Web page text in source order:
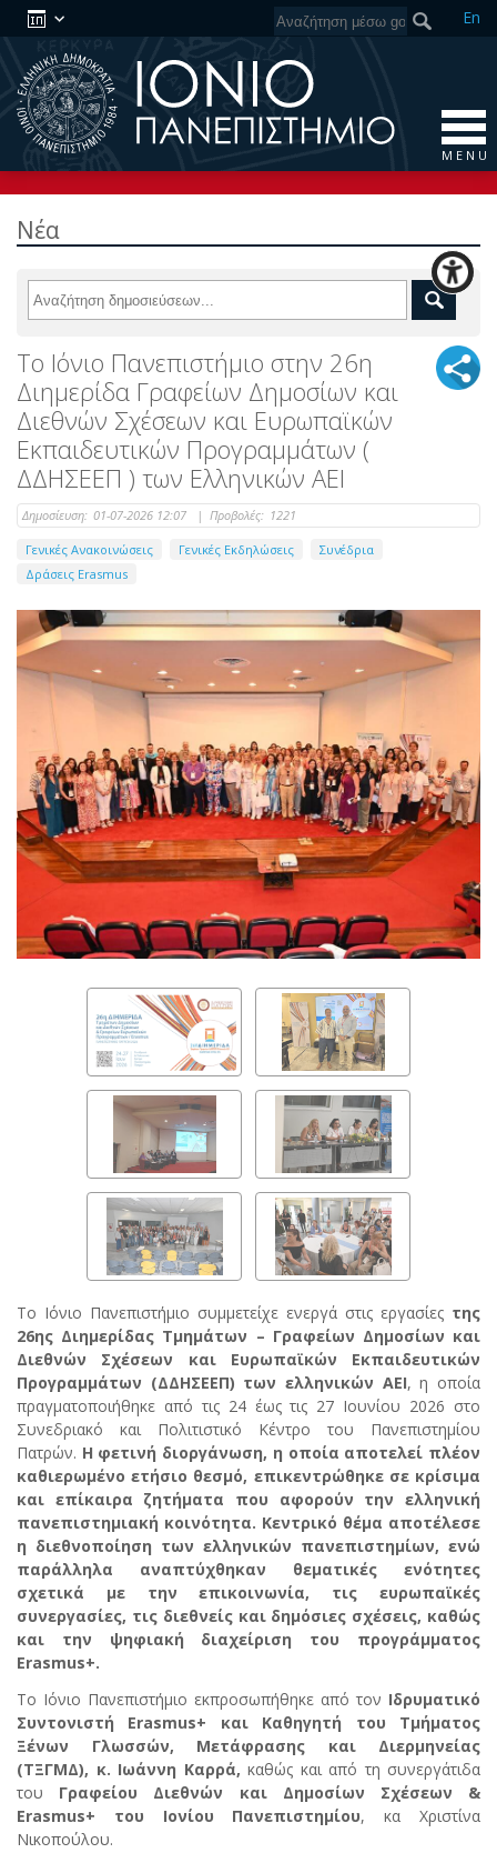
En
M E N U
Νέα
Tο Ιόνιο Πανεπιστήμιο στην 26η
Διημερίδα Γραφείων Δημοσίων και
Διεθνών Σχέσεων και Ευρωπαϊκών
Εκπαιδευτικών Προγραμμάτων (
ΔΔΗΣΕΕΠ ) των Ελληνικών ΑΕΙ
Δημοσίευση: 01-07-2026 12:07 | Προβολές: 1221
Γενικές Ανακοινώσεις Γενικές Εκδηλώσεις
Συνέδρια
Δράσεις Erasmus
Το Ιόνιο Πανεπιστήμιο συμμετείχε ενεργά στις εργασίες της
26ης Διημερίδας Τμημάτων – Γραφείων Δημοσίων και
Διεθνών Σχέσεων και Ευρωπαϊκών Εκπαιδευτικών
Προγραμμάτων (ΔΔΗΣΕΕΠ) των ελληνικών ΑΕΙ, η οποία
πραγματοποιήθηκε από τις 24 έως τις 27 Ιουνίου 2026 στο
Συνεδριακό και Πολιτιστικό Κέντρο του Πανεπιστημίου
Πατρών. Η φετινή διοργάνωση, η οποία αποτελεί πλέον
καθιερωμένο ετήσιο θεσμό, επικεντρώθηκε σε κρίσιμα
και επίκαιρα ζητήματα που αφορούν την ελληνική
πανεπιστημιακή κοινότητα. Κεντρικό θέμα αποτέλεσε
η διεθνοποίηση των ελληνικών πανεπιστημίων, ενώ
παράλληλα αναπτύχθηκαν θεματικές ενότητες
σχετικά με την επικοινωνία, τις ευρωπαϊκές
συνεργασίες, τις διεθνείς και δημόσιες σχέσεις, καθώς
και την ψηφιακή διαχείριση του προγράμματος
Erasmus+.
Το Ιόνιο Πανεπιστήμιο εκπροσωπήθηκε από τον Ιδρυματικό
Συντονιστή Erasmus+ και Καθηγητή του Τμήματος
Ξένων Γλωσσών, Μετάφρασης και Διερμηνείας
(ΤΞΓΜΔ), κ. Ιωάννη Καρρά, καθώς και από τη συνεργάτιδα
του Γραφείου Διεθνών και Δημοσίων Σχέσεων &
Erasmus+ του Ιονίου Πανεπιστημίου, κα Χριστίνα
Νικοπούλου.